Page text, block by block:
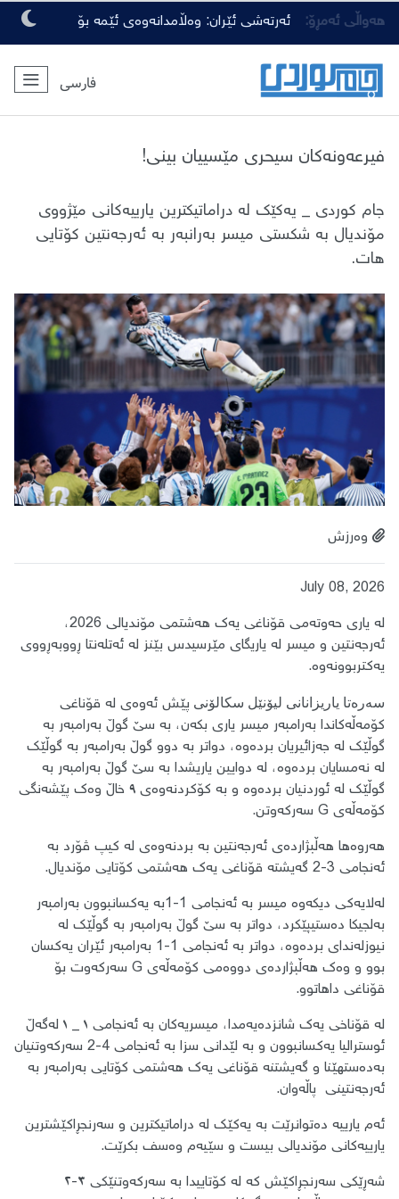
هەواڵی ئەمڕۆ: ئەرتەشی ئێران: وەڵامدانەوەی ئێمە بۆ
هەرچەشنە دەستدرێژیەکی دوژمنان، توندتر
و کەمەرشکێنتر دەبێت
فارسی
فیرعەونەکان سیحری مێسییان بینی!
جام کوردی _ یەکێک لە دراماتیکترین یارییەکانی مێژووی
مۆندیال بە شکستی میسر بەرانبەر بە ئەرجەنتین کۆتایی
هات.
وەرزش
July 08, 2026
لە یاری حەوتەمی قۆناغی یەک هەشتمی مۆندیالی 2026،
ئەرجەنتین و میسر لە یاریگای مێرسیدس بێنز لە ئەتلەنتا ڕووبەڕووی
یەکتربوونەوە.
سەرەتا یاریزانانی لیۆنێل سکالۆنی پێش ئەوەی لە قۆناغی
کۆمەڵەکاندا بەرامبەر میسر یاری بکەن، بە سێ گوڵ بەرامبەر بە
گوڵێک لە جەزائیریان بردەوە، دواتر بە دوو گوڵ بەرامبەر بە گوڵێک
لە نەمسایان بردەوە، لە دوایین یاریشدا بە سێ گوڵ بەرامبەر بە
گوڵێک لە ئوردنیان بردەوە و بە کۆکردنەوەی ٩ خاڵ وەک پێشەنگی
کۆمەڵەی G سەرکەوتن.
هەروەها هەڵبژاردەی ئەرجەنتین بە بردنەوەی لە کیپ ڤۆرد بە
ئەنجامی 3-2 گەیشتە قۆناغی یەک هەشتمی کۆتایی مۆندیال.
لەلایەکی دیکەوە میسر بە ئەنجامی 1-1بە یەکسانبوون بەرامبەر
بەلجیکا دەستیپێکرد، دواتر بە سێ گوڵ بەرامبەر بە گوڵێک لە
نیوزلەندای بردەوە، دواتر بە ئەنجامی 1-1 بەرامبەر ئێران یەکسان
بوو و وەک هەڵبژاردەی دووەمی کۆمەڵەی G سەرکەوت بۆ
قۆناغی داهاتوو.
لە قۆناخی یەک شانزدەیەمدا، میسریەکان بە ئەنجامی ١ _ ١ لەگەڵ
ئوسترالیا یەکسانبوون و بە لێدانی سزا بە ئەنجامی 4-2 سەرکەوتنیان
بەدەستهێنا و گەیشتنە قۆناغی یەک هەشتمی کۆتایی بەرامبەر بە
ئەرجەنتینی پاڵەوان.
ئەم یارییە دەتوانرێت بە یەکێک لە دراماتیکترین و سەرنجڕاکێشترین
یارییەکانی مۆندیالی بیست و سێیەم وەسف بکرێت.
شەڕێکی سەرنجڕاکێش کە لە کۆتاییدا بە سەرکەوتنێکی ٣-٢